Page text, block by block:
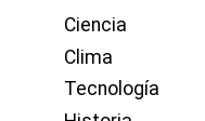
Ciencia
Clima
Tecnología